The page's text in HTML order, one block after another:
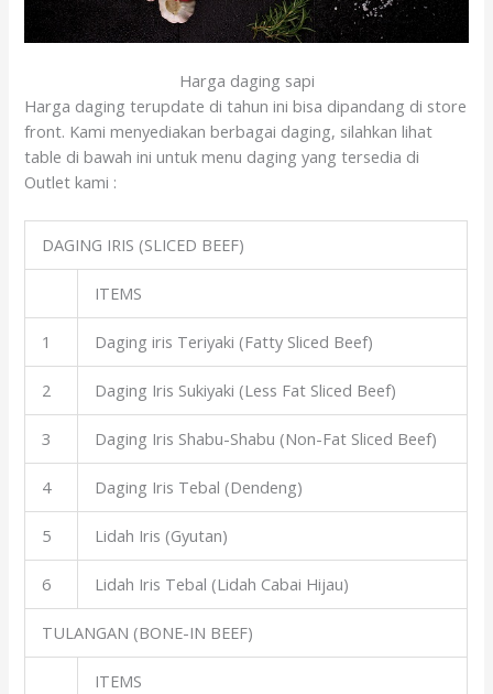
Harga daging sapi
Harga daging terupdate di tahun ini bisa dipandang di store
front. Kami menyediakan berbagai daging, silahkan lihat
table di bawah ini untuk menu daging yang tersedia di
Outlet kami :
DAGING IRIS (SLICED BEEF)
ITEMS
1 Daging iris Teriyaki (Fatty Sliced Beef)
2 Daging Iris Sukiyaki (Less Fat Sliced Beef)
3 Daging Iris Shabu-Shabu (Non-Fat Sliced Beef)
4 Daging Iris Tebal (Dendeng)
5 Lidah Iris (Gyutan)
6 Lidah Iris Tebal (Lidah Cabai Hijau)
TULANGAN (BONE-IN BEEF)
ITEMS